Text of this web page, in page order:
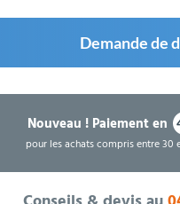
Demande de
Nouveau !Paiement en
pour les achats compris entre 30